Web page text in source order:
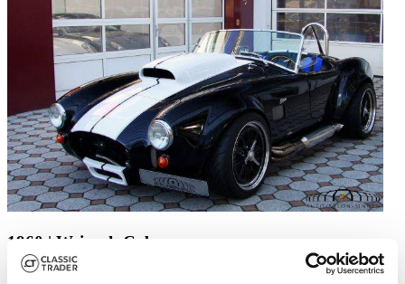
1960 | Weineck Cobra
Weineck Cobra 12.9 Liter